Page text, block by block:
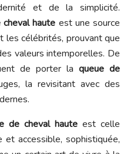
et de la simplicité.
haute est une source
les célébrités, prouvant que
valeurs intemporelles. De
de porter la queue de
la revisitant avec des
de cheval haute est celle
accessible, sophistiquée,